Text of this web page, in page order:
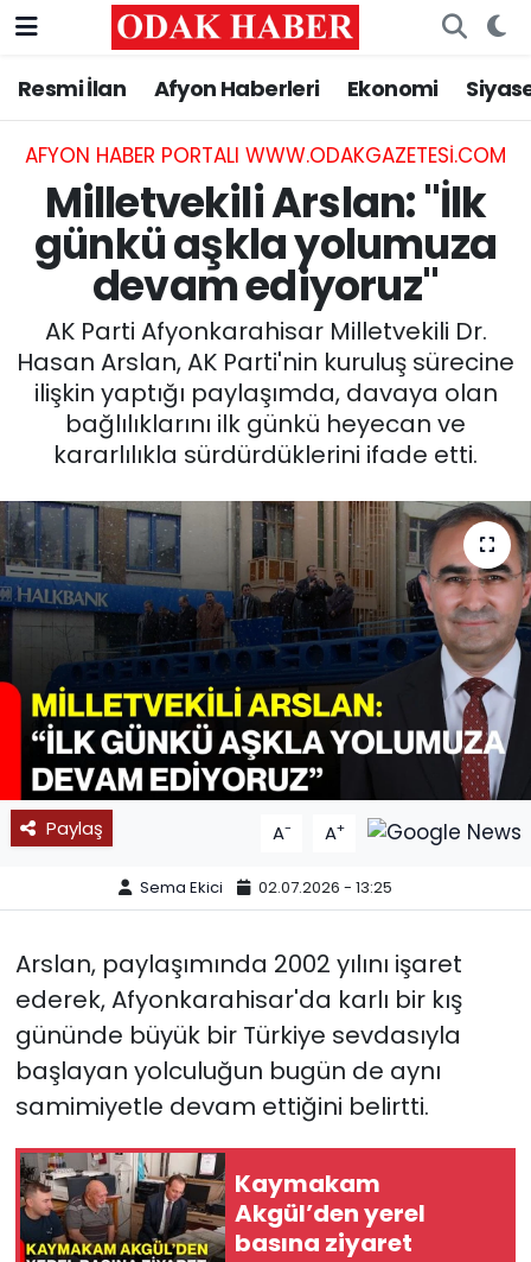
Resmi İlan Afyon Haberleri Ekonomi
AFYON HABER PORTALI WWW.ODAKGAZETESI.COM
Milletvekili Arslan: "İlk
günkü aşkla yolumuza
devam ediyoruz"
AK Parti Afyonkarahisar Milletvekili Dr.
Hasan Arslan, AK Parti'nin kuruluş sürecine
ilişkin yaptığı paylaşımda, davaya olan
bağlılıklarını ilk günkü heyecan ve
kararlılıkla sürdürdüklerini ifade etti.
Paylaş A- A+
Sema Ekici 02.07.2026 - 13:25
Arslan, paylaşımında 2002 yılını işaret
ederek, Afyonkarahisar'da karlı bir kış
gününde büyük bir Türkiye sevdasıyla
başlayan yolculuğun bugün de aynı
samimiyetle devam ettiğini belirtti.
Kaymakam
Akgül’den yerel
basına ziyaret
AFYONKARAHİSAR HABERLERİ
Resmi İlan
ASAYİŞ
GÜNCEL
SİYASET
EĞİTİM
MAGAZİN
SAĞLIK
SPOR
11:11 MANŞET
Nöbetçi Eczaneler
Hava Durumu
Trafik Durumu
Süper Lig Puan Durumu ve Fikstür
Tüm Manşetler
Son Dakika Haberleri
Haber Arşivi